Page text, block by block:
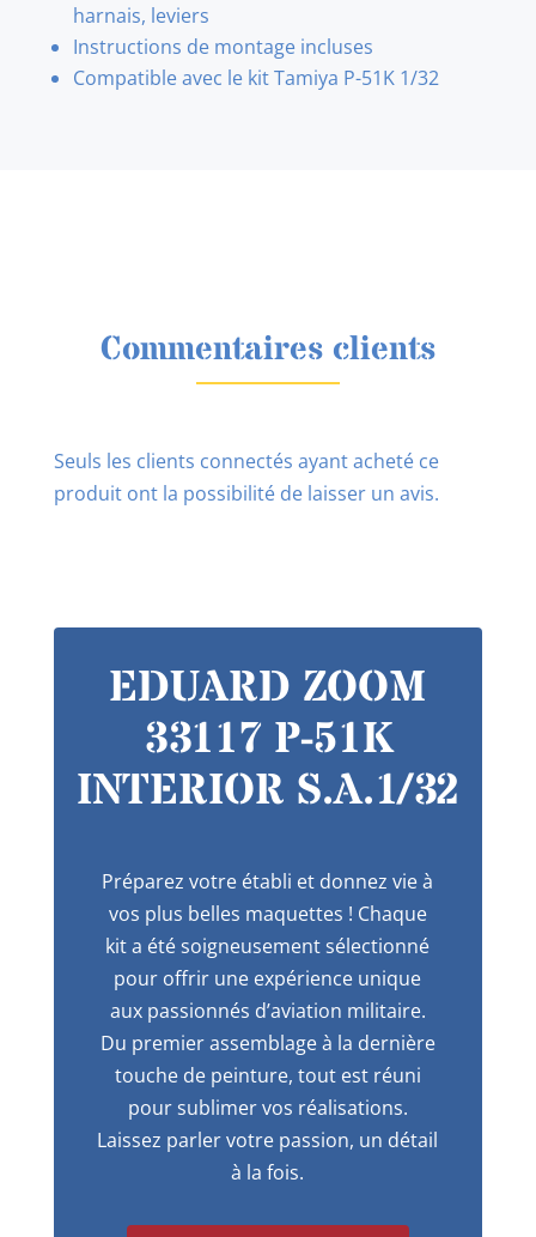
harnais, leviers
Instructions de montage incluses
Compatible avec le kit Tamiya P-51K 1/32
Commentaires clients
Seuls les clients connectés ayant acheté ce
produit ont la possibilité de laisser un avis.
EDUARD ZOOM
33117 P-51K
INTERIOR S.A.1/32
Préparez votre établi et donnez vie à
vos plus belles maquettes ! Chaque
kit a été soigneusement sélectionné
pour offrir une expérience unique
aux passionnés d’aviation militaire.
Du premier assemblage à la dernière
touche de peinture, tout est réuni
pour sublimer vos réalisations.
Laissez parler votre passion, un détail
à la fois.